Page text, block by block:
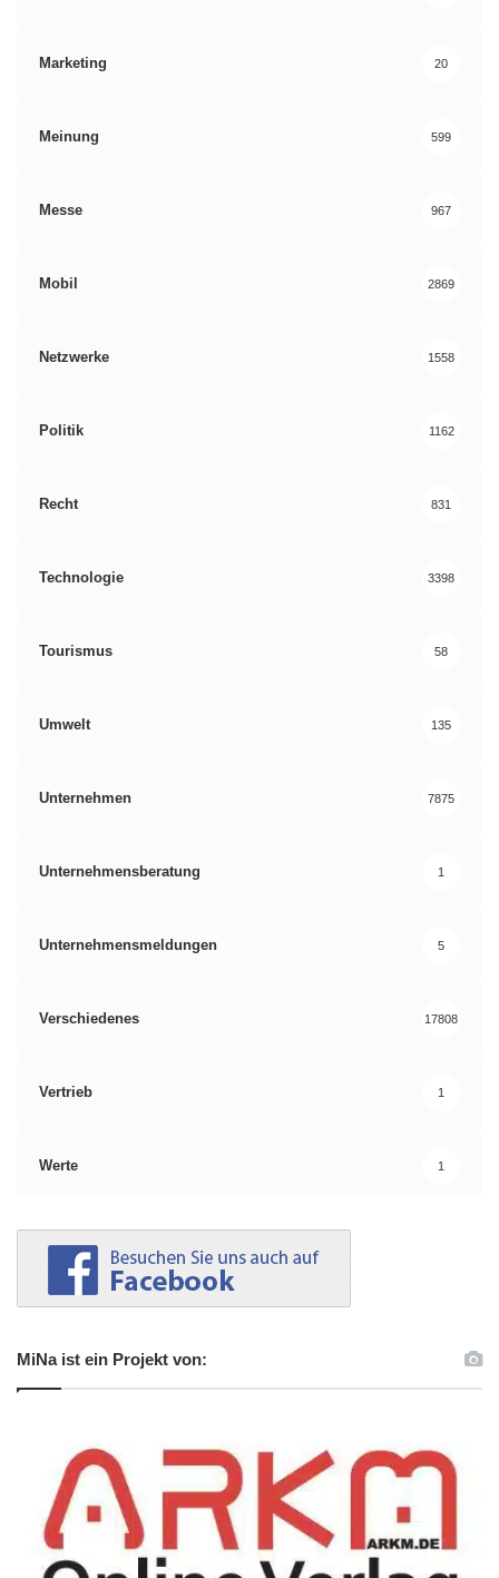
Marketing 20
Meinung 599
Messe 967
Mobil 2869
Netzwerke 1558
Politik 1162
Recht 831
Technologie 3398
Tourismus 58
Umwelt 135
Unternehmen 7875
Unternehmensberatung 1
Unternehmensmeldungen 5
Verschiedenes 17808
Vertrieb 1
Werte 1
MiNa ist ein Projekt von: